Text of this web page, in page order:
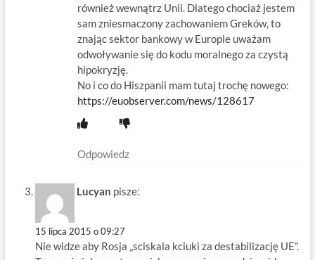
również wewnątrz Unii. Dlatego chociaż jestem
sam zniesmaczony zachowaniem Greków, to
znając sektor bankowy w Europie uważam
odwoływanie się do kodu moralnego za czystą
hipokryzję.
No i co do Hiszpanii mam tutaj trochę nowego:
https://euobserver.com/news/128617
Odpowiedz
Lucyan pisze:
15 lipca 2015 o 09:27
Nie widze aby Rosja „sciskala kciuki za destabilizację UE”.